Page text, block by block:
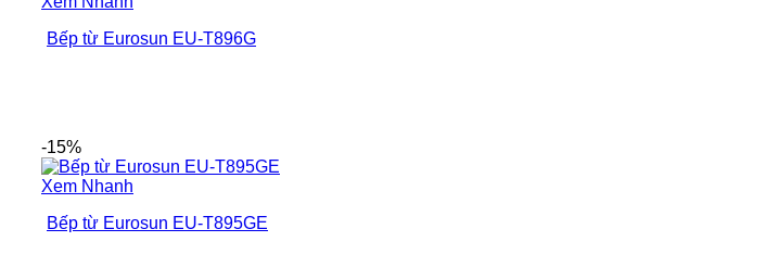
Bếp từ Eurosun EU-T896G
-15%
Xem Nhanh
Bếp từ Eurosun EU-T895GE